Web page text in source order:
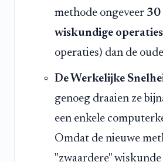
methode ongeveer 30
wiskundige operaties
operaties) dan de
De Werkelijke
genoeg draaien ze
een enkele
Omdat de nieuwe
"zwaardere"